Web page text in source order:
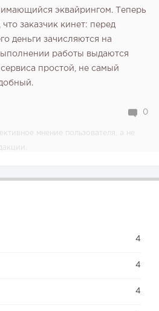
эквайрингом. Теперь
заказчик кинет: перед
деньги зачисляются на
работы выдаются
простой, не самый
0
мнение пользователя, а не
4
4
4